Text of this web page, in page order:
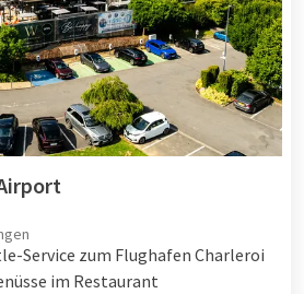
Service zum Flughafen Charleroi
im Restaurant